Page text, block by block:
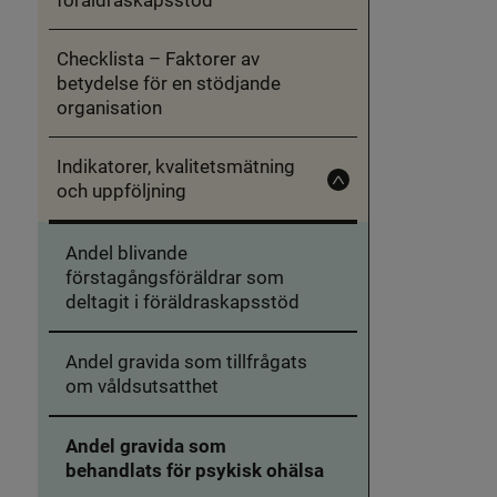
Checklista – Faktorer av
betydelse för en stödjande
organisation
Indikatorer, kvalitetsmätning
och uppföljning
Fäll
Indikatorer,
Andel blivande
förstagångsföräldrar som
deltagit i föräldraskapsstöd
Andel gravida som tillfrågats
om våldsutsatthet
Andel gravida som
behandlats för psykisk ohälsa